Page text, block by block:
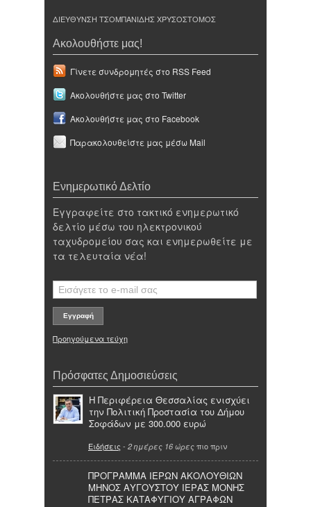
ΔΙΕΥΘΥΝΣΗ ΤΣΟΜΠΑΝΙΔΗΣ ΧΡΥΣΟΣΤΟΜΟΣ
Ακολουθήστε μας!
Γίνετε συνδρομητές στο RSS Feed
Ακολουθήστε μας στο Twitter
Ακολουθήστε μας στο Facebook
Παρακολουθείστε μας μέσω Mail
Ενημερωτικό Δελτίο
Εγγραφείτε στο τακτικό ενημερωτικό
δελτίο μέσω του ηλεκτρονικού
ταχυδρομείου σας και ενημερωθείτε με
τα τελευταία νέα!
Προηγούμενα τεύχη
Πρόσφατες Δημοσιεύσεις
Η Περιφέρεια Θεσσαλίας ενισχύει
την Πολιτική Προστασία του Δήμου
Σοφάδων με 300.000 ευρώ
Ειδήσεις - 2 ημέρες 16 ώρες πιο πριν
ΠΡΟΓΡΑΜΜΑ ΙΕΡΩΝ ΑΚΟΛΟΥΘΙΩΝ
ΜΗΝΟΣ ΑΥΓΟΥΣΤΟΥ ΙΕΡΑΣ ΜΟΝΗΣ
ΠΕΤΡΑΣ ΚΑΤΑΦΥΓΙΟΥ ΑΓΡΑΦΩΝ